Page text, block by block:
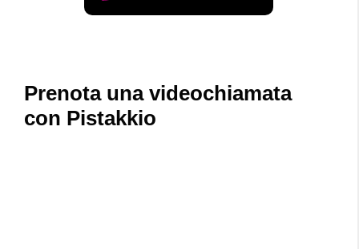
Prenota una videochiamata
con Pistakkio